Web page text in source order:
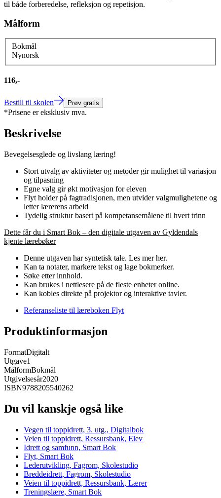
til både forberedelse, refleksjon og repetisjon.
Målform
Bokmål
Nynorsk
116,-
Bestill til skolen Prøv gratis
*Prisene er eksklusiv mva.
Beskrivelse
Bevegelsesglede og livslang læring!
Stort utvalg av aktiviteter og metoder gir mulighet til variasjon
og tilpasning
Egne valg gir økt motivasjon for eleven
Flyt holder på fagtradisjonen, men utvider valgmulighetene og
letter lærerens arbeid
Tydelig struktur basert på kompetansemålene til hvert trinn
Dette får du i Smart Bok – den digitale utgaven av Gyldendals
kjente lærebøker
Denne utgaven har syntetisk tale. Les mer her.
Kan ta notater, markere tekst og lage bokmerker.
Søke etter innhold.
Kan brukes i nettlesere på de fleste enheter online.
Kan kobles direkte på projektor og interaktive tavler.
Referanseliste til læreboken Flyt
Produktinformasjon
FormatDigitalt
Utgave1
MålformBokmål
Utgivelsesår2020
ISBN9788205540262
Du vil kanskje også like
Vegen til toppidrett, 3. utg., Digitalbok
Veien til toppidrett, Ressursbank, Elev
Idrett og samfunn, Smart Bok
Flyt, Smart Bok
Lederutvikling, Fagrom, Skolestudio
Breddeidrett, Fagrom, Skolestudio
Veien til toppidrett, Ressursbank, Lærer
Treningslære, Smart Bok